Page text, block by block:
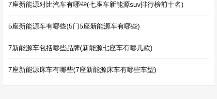
7座新能源对比汽车有哪些(七座车新能源suv排行榜前十名)
5座新能源车有哪些(5门5座新能源车有哪些)
7新能源车包括哪些品牌(新能源七座车有哪几款)
7座新能源床车有哪些(7座新能源床车有哪些车型)